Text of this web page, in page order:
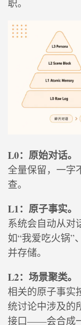
职。
L0：原始对话。
全量保留，一字
查。
L1：原子事实。
系统会自动从对
如“我爱吃火锅”
并存储。
L2：场景聚类。
相关的原子事实
统讨论中涉及的
接口——会合成